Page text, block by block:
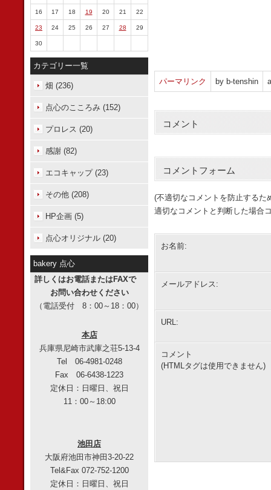
パーマリンク by b-tenshin
コメント
コメントフォーム
(不適切なコメントを防止するた
適切なコメントと判断した場合
お名前:
メールアドレス:
URL:
コメント
(HTMLタグは使用できません)
16 17 18 19 20 21 22
23 24 25 26 27 28 29
30
カテゴリー一覧
畑 (236)
点心のこころみ (152)
プロレス (20)
感謝 (82)
エコキャップ (23)
その他 (208)
HP企画 (5)
点心オリジナル (20)
bakery 点心
詳しくはお電話またはFAXで
お問い合わせください
（電話受付 8：00～18：00）
本店
兵庫県尼崎市武庫之荘5-13-4
Tel 06-4981-0248
Fax 06-6438-1223
定休日：日曜日、祝日
11：00～18:00
池田店
大阪府池田市神田3-20-22
Tel&Fax 072-752-1200
定休日：日曜日、祝日